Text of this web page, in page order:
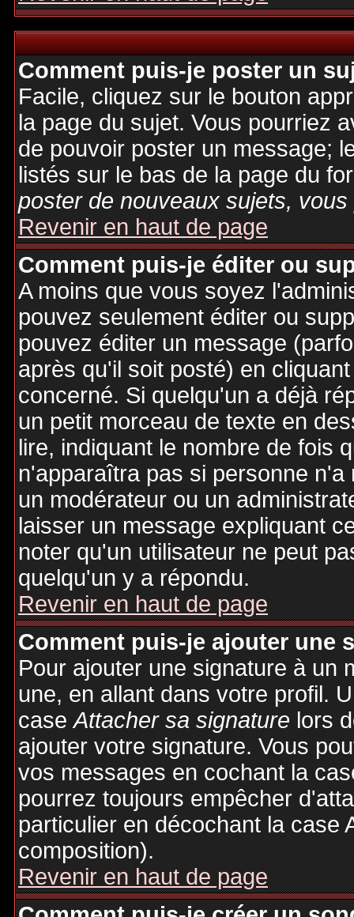
Comment puis-je poster un
Facile, cliquez sur le bouton
la page du sujet. Vous pourriez
de pouvoir poster un message;
listés sur le bas de la page du
poster de nouveaux sujets,
Revenir en haut de page
Comment puis-je éditer ou
A moins que vous soyez
pouvez seulement éditer ou
pouvez éditer un message
après qu'il soit posté) en
concerné. Si quelqu'un a déjà
un petit morceau de texte en
lire, indiquant le nombre de fois
n'apparaîtra pas si personne
un modérateur ou un
laisser un message expliquant
noter qu'un utilisateur ne peut
quelqu'un y a répondu.
Revenir en haut de page
Comment puis-je ajouter une
Pour ajouter une signature à un
une, en allant dans votre profil.
caseAttacher sa signaturelors
ajouter votre signature. Vous
vos messages en cochant la
pourrez toujours empêcher
particulier en décochant la case
composition).
Revenir en haut de page